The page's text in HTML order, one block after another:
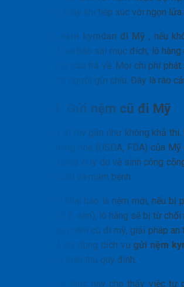
năng chống cháy khi tiếp xúc với ngọn lửa
gửi nệm kymdan đi Mỹ , nếu
minh hoặc khai báo sai mục đích, lô
hủy hoặc yêu cầu trả về. Mọi chi phí
hàng) đều do người gửi chịu. Đây là rào
Rủi ro 4: Gửi nệm cũ đi Mỹ
Gửi nệm cũ đi mỹ gần như không khả
kiểm dịch hàng hóa (USDA, FDA) của
đã qua sử dụng vì lý do vệ sinh công
bugs), vi khuẩn và mầm bệnh.
Ngay cả khi khai báo là nệm mới, nếu bị
sử dụng (vết ố, sờn), lô hàng sẽ bị từ
mạo hiểm gửi nệm cũ đi mỹ, giải pháp
nệm mới và sử dụng dịch vụ gửi nệm
để đảm bảo tuân thủ quy định.
Những thách thức này cho thấy việc